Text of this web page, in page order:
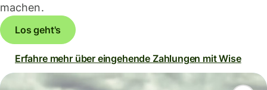
machen.
Los geht's
Erfahre mehr über eingehende Zahlungen mit Wise